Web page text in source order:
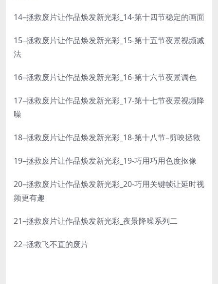
14–拯救废片让作品焕发新光彩_14-第十四节稳定的画面
15–拯救废片让作品焕发新光彩_15-第十五节夜景视频减
法
16–拯救废片让作品焕发新光彩_16-第十六节夜景调色
17–拯救废片让作品焕发新光彩_17-第十七节夜景视频降
噪
18–拯救废片让作品焕发新光彩_18-第十八节–剪映拯救
19–拯救废片让作品焕发新光彩_19-巧用巧用色度抠像
20–拯救废片让作品焕发新光彩_20-巧用关键帧让延时视
频更有趣
21–拯救废片让作品焕发新光彩_夜景降噪系列二
22–拯救飞不直的废片